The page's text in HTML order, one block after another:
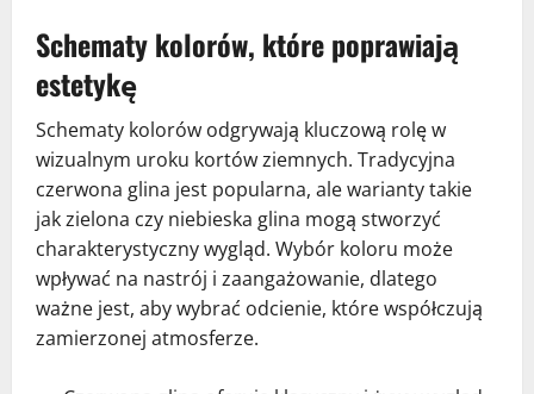
Schematy kolorów, które poprawiają
estetykę
Schematy kolorów odgrywają kluczową rolę w
wizualnym uroku kortów ziemnych. Tradycyjna
czerwona glina jest popularna, ale warianty takie
jak zielona czy niebieska glina mogą stworzyć
charakterystyczny wygląd. Wybór koloru może
wpływać na nastrój i zaangażowanie, dlatego
ważne jest, aby wybrać odcienie, które współczują
zamierzonej atmosferze.